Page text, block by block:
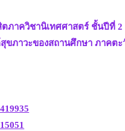
วิชานิเทศศาสตร์ ชั้นปีที่ 2
ขภาวะของสถานศึกษา ภาค